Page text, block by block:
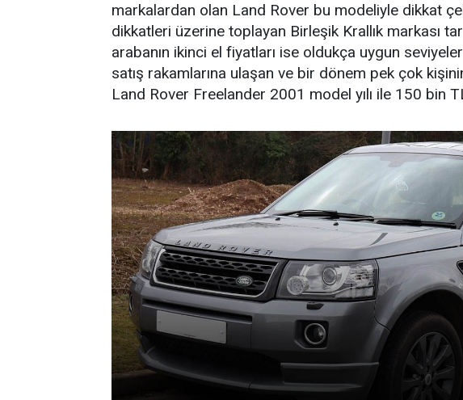
markalardan olan Land Rover bu modeliyle dikkat
dikkatleri üzerine toplayan Birleşik Krallık markası
arabanın ikinci el fiyatları ise oldukça uygun
satış rakamlarına ulaşan ve bir dönem pek çok
Land Rover Freelander 2001 model yılı ile 150 bin